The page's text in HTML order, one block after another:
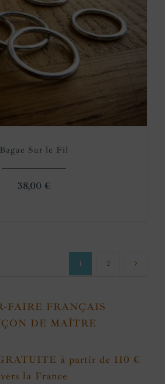
Bague Sur le Fil
38,00 €
1 2
FAIRE FRANÇAIS
DE MAÎTRE
à partir de 110 €
vers la France